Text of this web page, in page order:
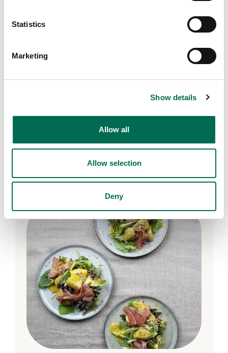
Statistics
Marketing
Show details
Allow all
Allow selection
Deny
Chef's Cut